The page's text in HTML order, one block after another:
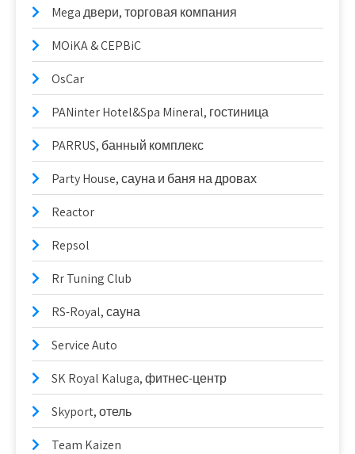
Mega двери, торговая компания
MOiKA & CEPBiC
OsCar
PANinter Hotel&Spa Mineral, гостиница
PARRUS, банный комплекс
Party House, сауна и баня на дровах
Reactor
Repsol
Rr Tuning Club
RS-Royal, сауна
Service Auto
SK Royal Kaluga, фитнес-центр
Skyport, отель
Team Kaizen